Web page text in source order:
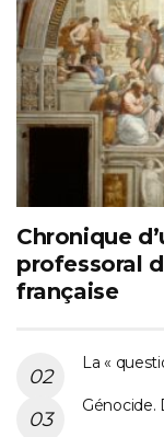
Chronique
professoral
française
La «
Génocide.